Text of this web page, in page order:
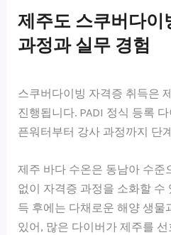
제주도 스쿠버다이
과정과 실무 경험
스쿠버다이빙 자격증 취득은
진행됩니다. PADI 정식 등록
픈워터부터 강사 과정까지 단
제주 바다 수온은 동남아 수준
없이 자격증 과정을 소화할 수
득 후에는 다채로운 해양 생물
있어, 많은 다이버가 제주를